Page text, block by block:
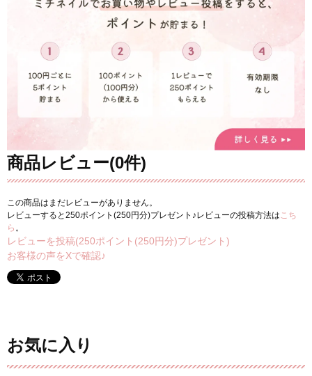
商品レビュー(0件)
この商品はまだレビューがありません。
レビューすると250ポイント(250円分)プレゼント♪レビューの投稿方法は こち
ら 。
レビューを投稿(250ポイント(250円分)プレゼント)
お客様の声をXで確認♪
お気に入り